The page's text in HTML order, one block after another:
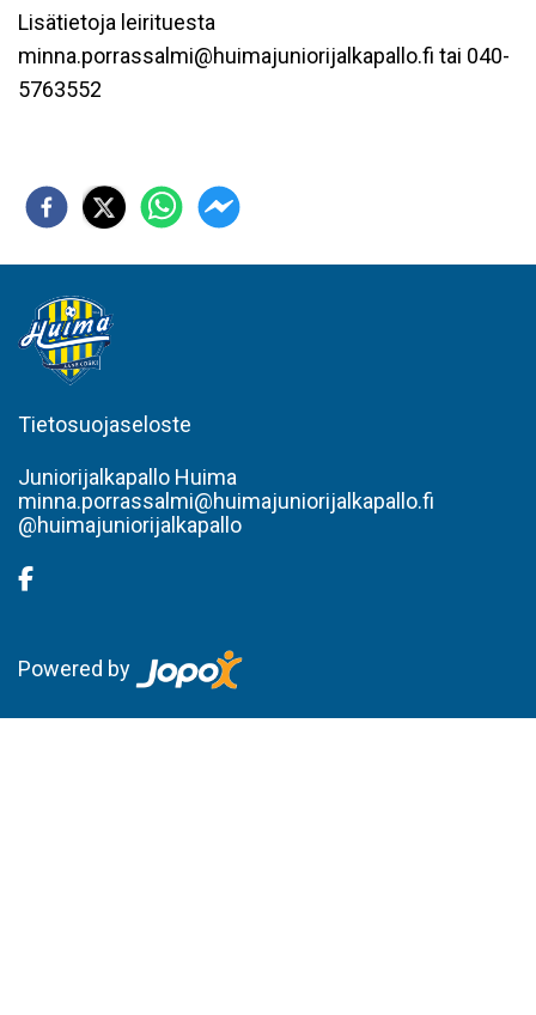
Lisätietoja leirituesta
minna.porrassalmi@huimajuniorijalkapallo.fi tai 040-
5763552
Tietosuojaseloste
Juniorijalkapallo Huima
minna.porrassalmi@huimajuniorijalkapallo.fi
@huimajuniorijalkapallo
Powered by